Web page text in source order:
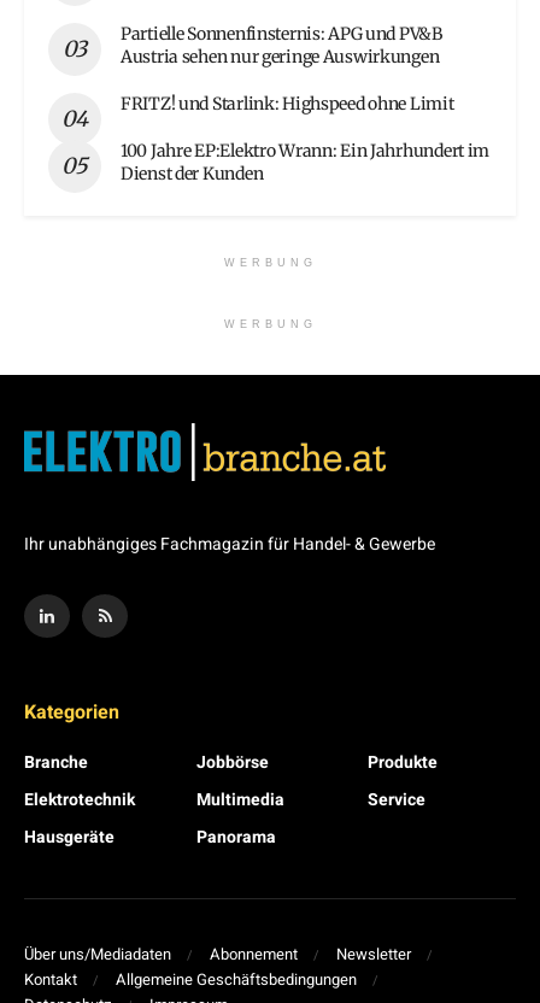
Partielle Sonnenfinsternis: APG und PV&B
Austria sehen nur geringe Auswirkungen
FRITZ! und Starlink: Highspeed ohne Limit
100 Jahre EP:Elektro Wrann: Ein Jahrhundert im
Dienst der Kunden
WERBUNG
WERBUNG
Ihr unabhängiges Fachmagazin für Handel- & Gewerbe
Kategorien
Branche
Elektrotechnik
Hausgeräte
Jobbörse
Multimedia
Panorama
Produkte
Service
Über uns/Mediadaten Abonnement
Newsletter
Kontakt
Allgemeine Geschäftsbedingungen